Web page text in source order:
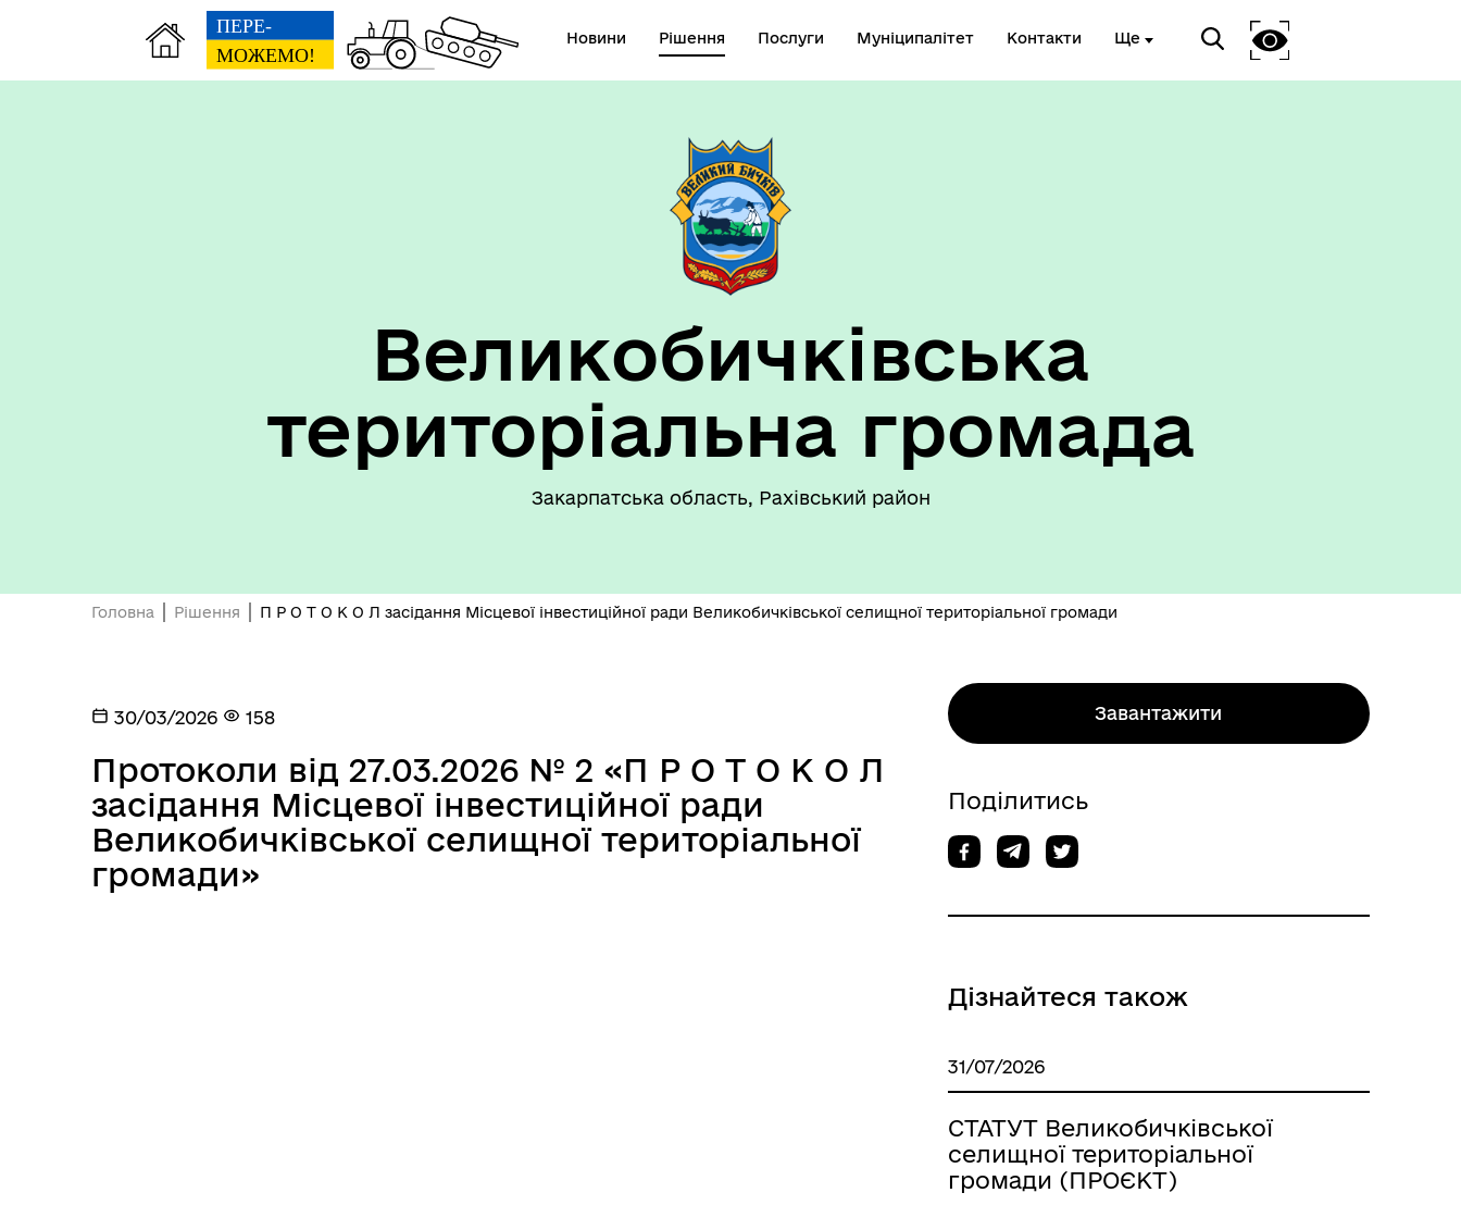
Новини Рішення Послуги Муніципалітет Контакти Ще
Герої не вмирають
установ Великобичківської ТГ
Великобичківська
територіальна громада
Закарпатська область, Рахівський район
Головна Рішення П Р О Т О К О Л засідання Місцевої інвестиційної ради Великобичківської селищної територіальної громади
30/03/2026 158
Протоколи від 27.03.2026 № 2 «П Р О Т О К О Л
засідання Місцевої інвестиційної ради
Великобичківської селищної територіальної
громади»
Завантажити
Поділитись
Дізнайтеся також
31/07/2026
СТАТУТ Великобичківської
селищної територіальної
громади (ПРОЄКТ)